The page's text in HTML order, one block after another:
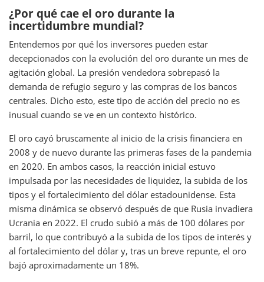
¿Por qué cae el oro durante la
incertidumbre mundial?
Entendemos por qué los inversores pueden estar
decepcionados con la evolución del oro durante un mes de
agitación global. La presión vendedora sobrepasó la
demanda de refugio seguro y las compras de los bancos
centrales. Dicho esto, este tipo de acción del precio no es
inusual cuando se ve en un contexto histórico.
El oro cayó bruscamente al inicio de la crisis financiera en
2008 y de nuevo durante las primeras fases de la pandemia
en 2020. En ambos casos, la reacción inicial estuvo
impulsada por las necesidades de liquidez, la subida de los
tipos y el fortalecimiento del dólar estadounidense. Esta
misma dinámica se observó después de que Rusia invadiera
Ucrania en 2022. El crudo subió a más de 100 dólares por
barril, lo que contribuyó a la subida de los tipos de interés y
al fortalecimiento del dólar y, tras un breve repunte, el oro
bajó aproximadamente un 18%.